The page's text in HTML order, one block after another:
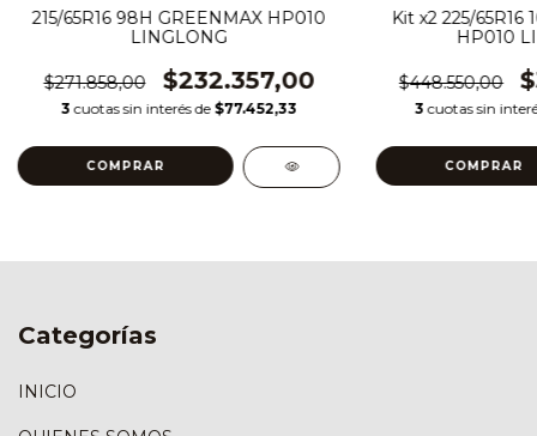
215/65R16 98H GREENMAX HP010
LINGLONG
$271.858,00 $232.357,00
3 cuotas sin interés de $77.452,33
Kit x2 225/65R16
HP010
$448.550,00
3 cuotas sin
Categorías
INICIO